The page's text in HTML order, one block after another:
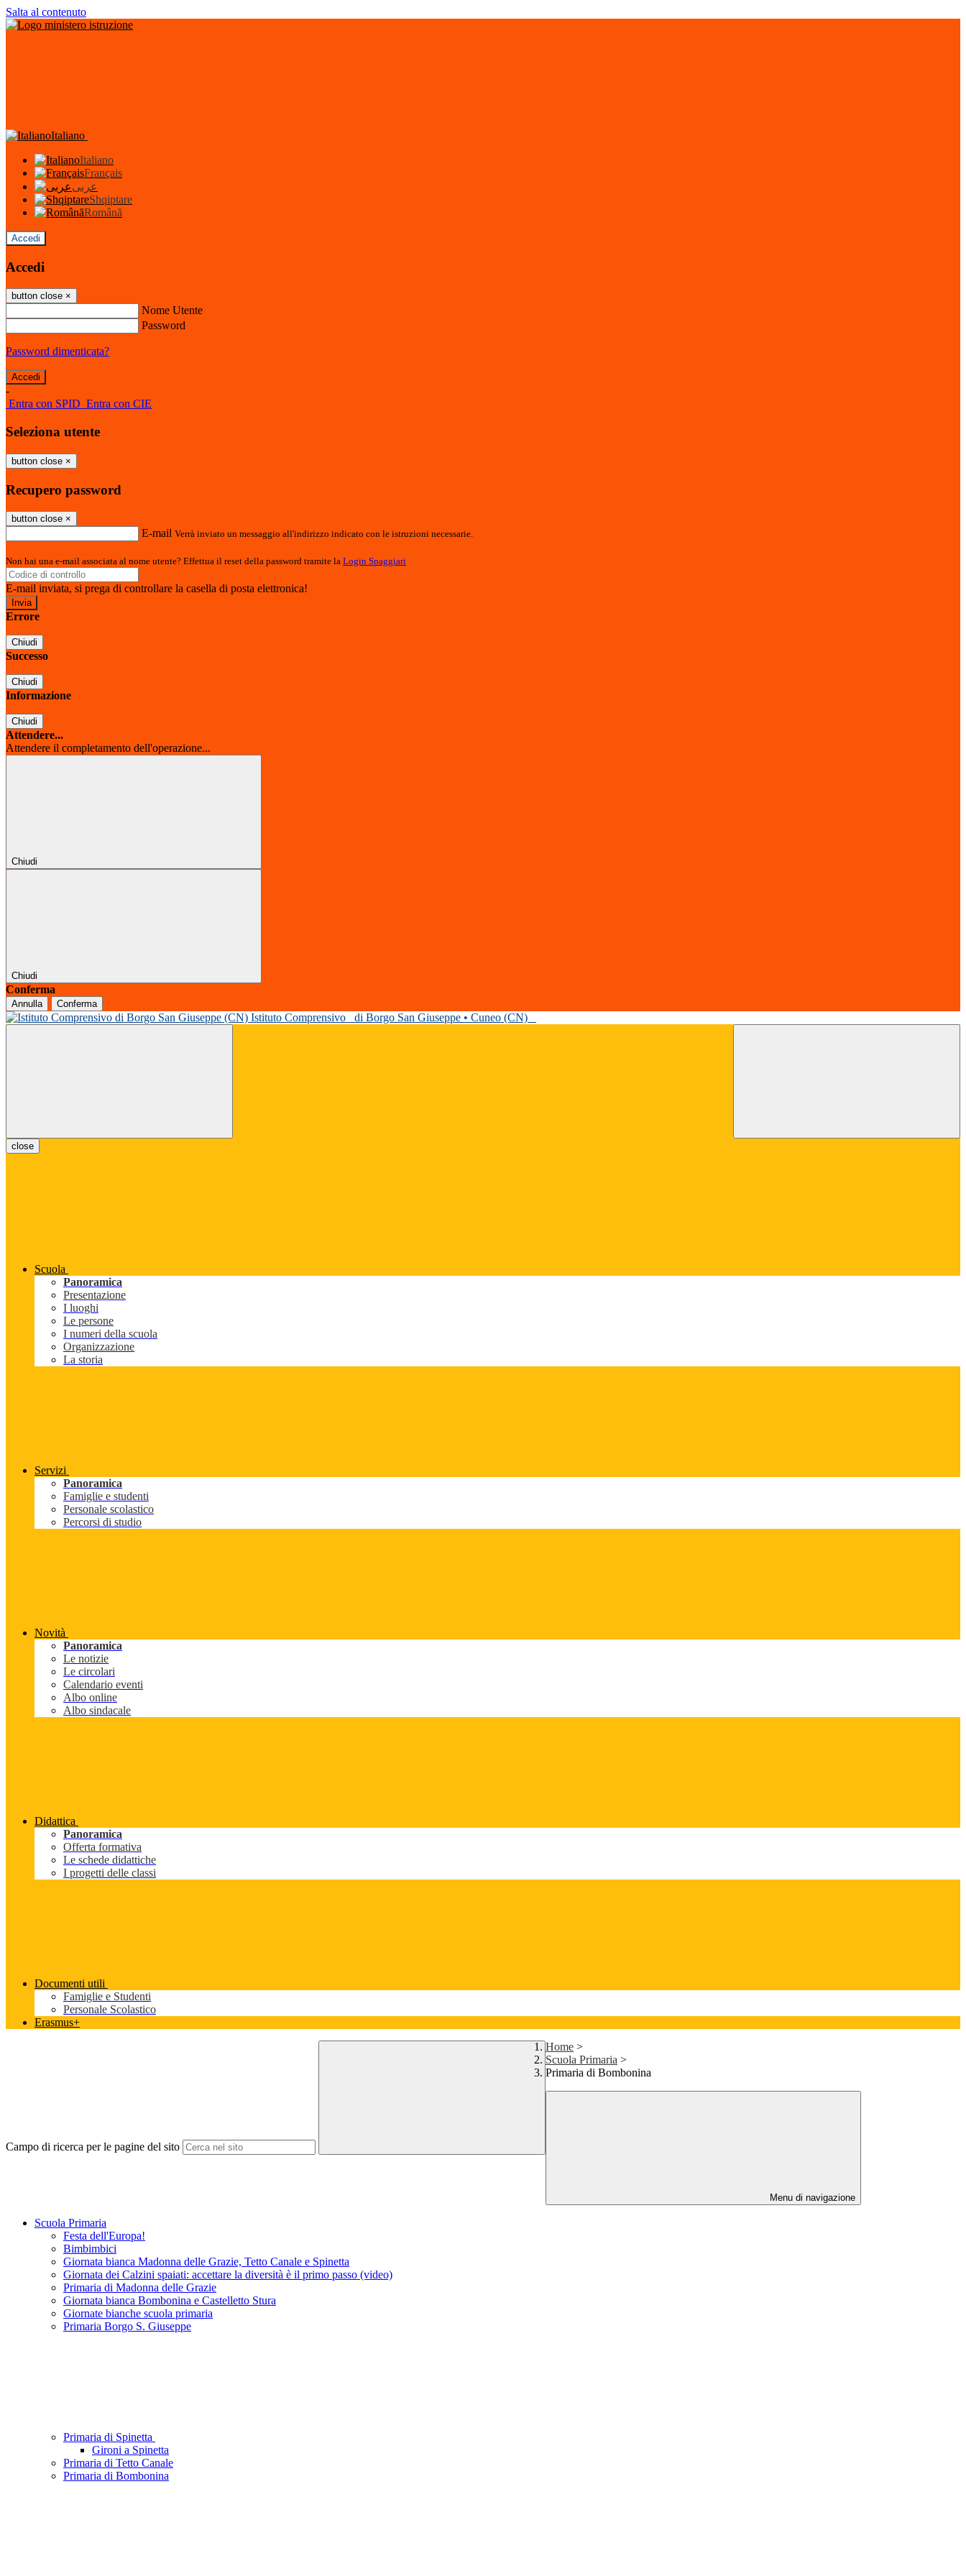
Salta al contenuto
Italiano
Italiano
Français
عربى
Shqiptare
Română
Accedi
Accedi
button close ×
Nome Utente
Password
Password dimenticata?
-
Entra con SPID Entra con CIE
Seleziona utente
button close ×
Recupero password
button close ×
E-mail Verrà inviato un messaggio all'indirizzo indicato con le istruzioni necessarie.
Non hai una e-mail associata al nome utente? Effettua il reset della password tramite la Login Spaggiari
E-mail inviata, si prega di controllare la casella di posta elettronica!
Errore
Chiudi
Successo
Chiudi
Informazione
Chiudi
Attendere...
Attendere il completamento dell'operazione...
Chiudi
Chiudi
Conferma
Annulla Conferma
Istituto Comprensivo di Borgo San Giuseppe • Cuneo (CN)
close
Scuola
Panoramica
Presentazione
I luoghi
Le persone
I numeri della scuola
Organizzazione
La storia
Servizi
Panoramica
Famiglie e studenti
Personale scolastico
Percorsi di studio
Novità
Panoramica
Le notizie
Le circolari
Calendario eventi
Albo online
Albo sindacale
Didattica
Panoramica
Offerta formativa
Le schede didattiche
I progetti delle classi
Documenti utili
Famiglie e Studenti
Personale Scolastico
Erasmus+
Campo di ricerca per le pagine del sito
Home >
Scuola Primaria >
Primaria di Bombonina
Menu di navigazione
Scuola Primaria
Festa dell'Europa!
Bimbimbici
Giornata bianca Madonna delle Grazie, Tetto Canale e Spinetta
Giornata dei Calzini spaiati: accettare la diversità è il primo passo (video)
Primaria di Madonna delle Grazie
Giornata bianca Bombonina e Castelletto Stura
Giornate bianche scuola primaria
Primaria Borgo S. Giuseppe
Primaria di Spinetta
Gironi a Spinetta
Primaria di Tetto Canale
Primaria di Bombonina